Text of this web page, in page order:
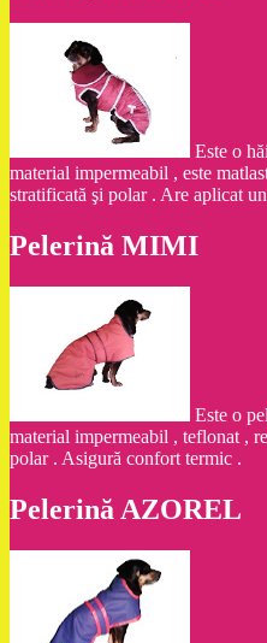
Este o
material impermeabil , este
stratificată şi polar . Are aplicat
Pelerină MIMI
Este o
material impermeabil , teflonat ,
polar . Asigură confort termic .
Pelerină AZOREL